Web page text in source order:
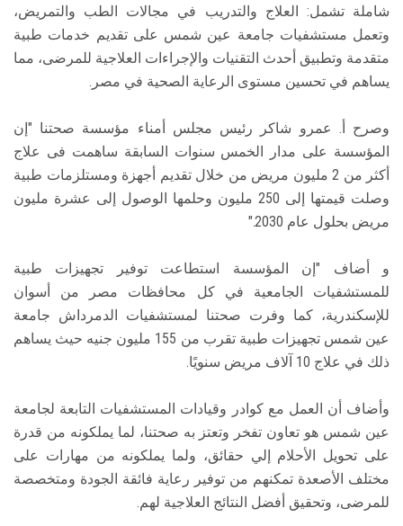
شاملة تشمل: العلاج والتدريب في مجالات الطب والتمريض،
وتعمل مستشفيات جامعة عين شمس على تقديم خدمات طبية
متقدمة وتطبيق أحدث التقنيات والإجراءات العلاجية للمرضى، مما
يساهم في تحسين مستوى الرعاية الصحية في مصر.
وصرح أ. عمرو شاكر رئيس مجلس أمناء مؤسسة صحتنا "إن
المؤسسة على مدار الخمس سنوات السابقة ساهمت فى علاج
أكثر من 2 مليون مريض من خلال تقديم أجهزة ومستلزمات طبية
وصلت قيمتها إلى 250 مليون وحلمها الوصول إلى عشرة مليون
مريض بحلول عام 2030."
و أضاف "إن المؤسسة استطاعت توفير تجهيزات طبية
للمستشفيات الجامعية في كل محافظات مصر من أسوان
للإسكندرية، كما وفرت صحتنا لمستشفيات الدمرداش جامعة
عين شمس تجهيزات طبية تقرب من 155 مليون جنيه حيث يساهم
ذلك في علاج 10 آلاف مريض سنويًا.
وأضاف أن العمل مع كوادر وقيادات المستشفيات التابعة لجامعة
عين شمس هو تعاون تفخر وتعتز به صحتنا، لما يملكونه من قدرة
على تحويل الأحلام إلي حقائق، ولما يملكونه من مهارات على
مختلف الأصعدة تمكنهم من توفير رعاية فائقة الجودة ومتخصصة
للمرضى، وتحقيق أفضل النتائج العلاجية لهم.